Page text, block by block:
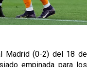
reforzar el centro
Madrid (0-2) del 18 de
empinada para los